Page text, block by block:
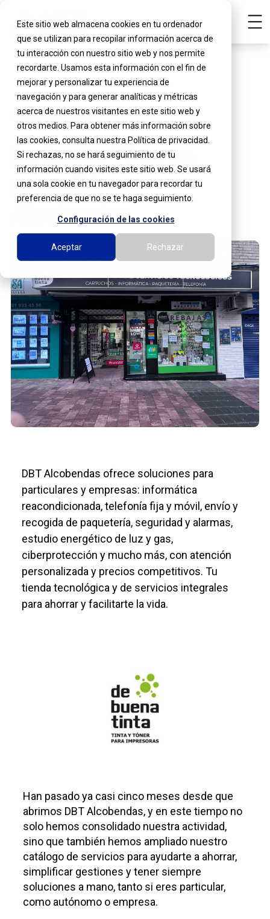
Este sitio web almacena cookies en tu ordenador
que se utilizan para recopilar información acerca de
tu interacción con nuestro sitio web y nos permite
recordarte. Usamos esta información con el fin de
mejorar y personalizar tu experiencia de
navegación y para generar analíticas y métricas
acerca de nuestros visitantes en este sitio web y
otros medios. Para obtener más información sobre
las cookies, consulta nuestra Política de privacidad.
Si rechazas, no se hará seguimiento de tu
información cuando visites este sitio web. Se usará
una sola cookie en tu navegador para recordar tu
preferencia de que no se te haga seguimiento.
Configuración de las cookies
Aceptar Rechazar
Ver promociones
De Buena Tinta se
consolida en
Alcobendas
DBT Alcobendas ofrece soluciones para
particulares y empresas: informática
reacondicionada, telefonía fija y móvil, envío y
recogida de paquetería, seguridad y alarmas,
estudio energético de luz y gas,
ciberprotección y mucho más, con atención
personalizada y precios competitivos. Tu
tienda tecnológica y de servicios integrales
para ahorrar y facilitarte la vida.
Han pasado ya casi cinco meses desde que
abrimos DBT Alcobendas, y en este tiempo no
solo hemos consolidado nuestra actividad,
sino que también hemos ampliado nuestro
catálogo de servicios para ayudarte a ahorrar,
simplificar gestiones y tener siempre
soluciones a mano, tanto si eres particular,
como autónomo o empresa.